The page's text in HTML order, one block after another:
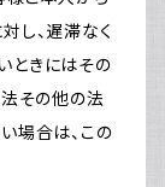
し、遅滞なく
ときにはその
法その他の法
場合は、この